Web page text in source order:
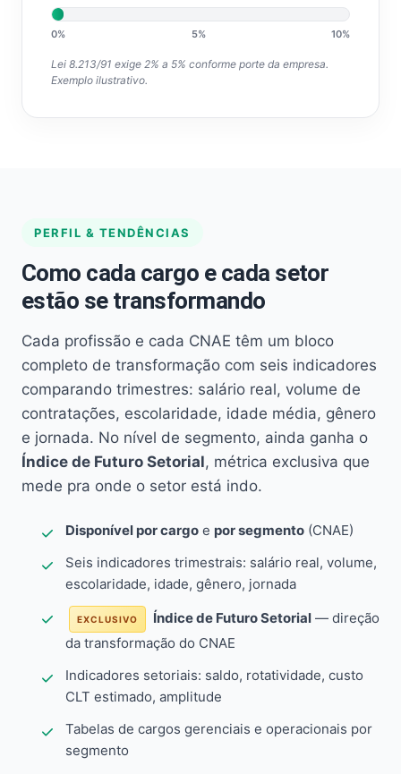
0% 5% 10%
Lei 8.213/91 exige 2% a 5% conforme porte da empresa.
Exemplo ilustrativo.
PERFIL & TENDÊNCIAS
Como cada cargo e cada setor
estão se transformando
Cada profissão e cada CNAE têm um bloco
completo de transformação com seis indicadores
comparando trimestres: salário real, volume de
contratações, escolaridade, idade média, gênero
e jornada. No nível de segmento, ainda ganha o
Índice de Futuro Setorial, métrica exclusiva que
mede pra onde o setor está indo.
Disponível por cargo e por segmento (CNAE)
Seis indicadores trimestrais: salário real, volume,
escolaridade, idade, gênero, jornada
EXCLUSIVO Índice de Futuro Setorial — direção
da transformação do CNAE
Indicadores setoriais: saldo, rotatividade, custo
CLT estimado, amplitude
Tabelas de cargos gerenciais e operacionais por
segmento